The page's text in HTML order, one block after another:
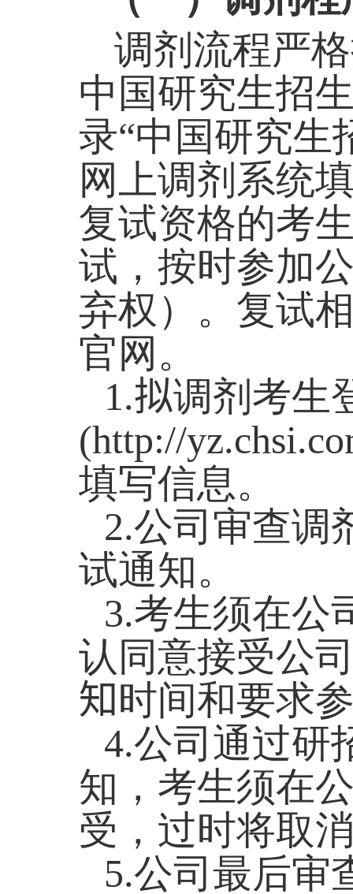
调剂流程严
中国研究生招
录“中国研究生
网上调剂系统
复试资格的考
试，按时参加
弃权）。复试
官网。
1.拟调剂考生
(http://
填写信息。
2.公司审查调
试通知。
3.考生须在公
认同意接受公
知时间和要求
4.公司通过研
知，考生须在
受，过时将取
5.公司最后审